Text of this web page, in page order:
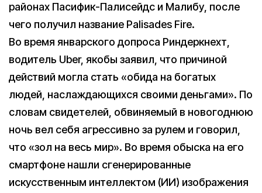
районах Пасифик-Палисейдс и Малибу, после
чего получил название Palisades Fire.
Во время январского допроса Риндеркнехт,
водитель Uber, якобы заявил, что причиной
действий могла стать «обида на богатых
людей, наслаждающихся своими деньгами». По
словам свидетелей, обвиняемый в новогоднюю
ночь вел себя агрессивно за рулем и говорил,
что «зол на весь мир». Во время обыска на его
смартфоне нашли сгенерированные
искусственным интеллектом (ИИ) изображения